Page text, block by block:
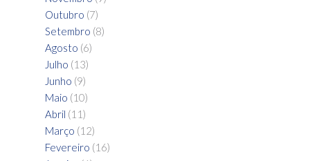
Outubro (7)
Setembro (8)
Agosto (6)
Julho (13)
Junho (9)
Maio (10)
Abril (11)
Março (12)
Fevereiro (16)